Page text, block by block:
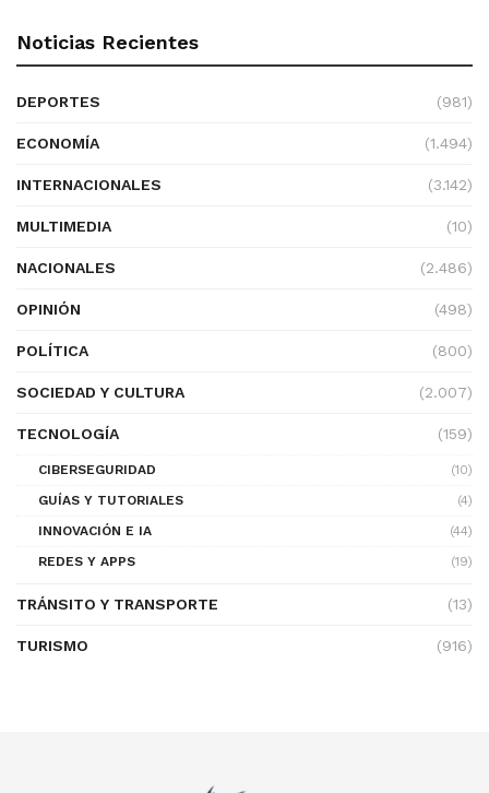
Noticias Recientes
DEPORTES (981)
ECONOMÍA (1.494)
INTERNACIONALES (3.142)
MULTIMEDIA (10)
NACIONALES (2.486)
OPINIÓN (498)
POLÍTICA (800)
SOCIEDAD Y CULTURA (2.007)
TECNOLOGÍA (159)
CIBERSEGURIDAD
(10)
GUÍAS Y TUTORIALES
(4)
INNOVACIÓN E IA
(44)
REDES Y APPS
(19)
TRÁNSITO Y TRANSPORTE (13)
TURISMO (916)